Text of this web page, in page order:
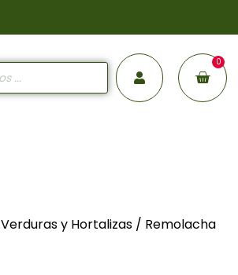
0
Verduras y Hortalizas / Remolacha